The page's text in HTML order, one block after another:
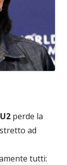
U2 perde la
ad
tutti: